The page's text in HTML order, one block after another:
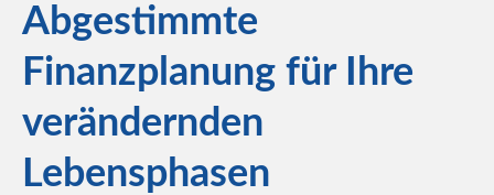
Abgestimmte
Finanzplanung für Ihre
verändernden
Lebensphasen